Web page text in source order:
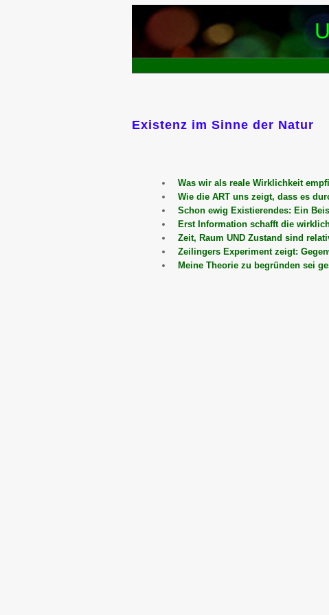
Existenz im Sinne der Natur
Was wir als reale Wirklichkeit
Wie die ART uns zeigt, dass es
Schon ewig Existierendes: Ein
Erst Information schafft die
Zeit, Raum UND Zustand sind
Zeilingers Experiment zeigt:
Meine Theorie zu begründen sei